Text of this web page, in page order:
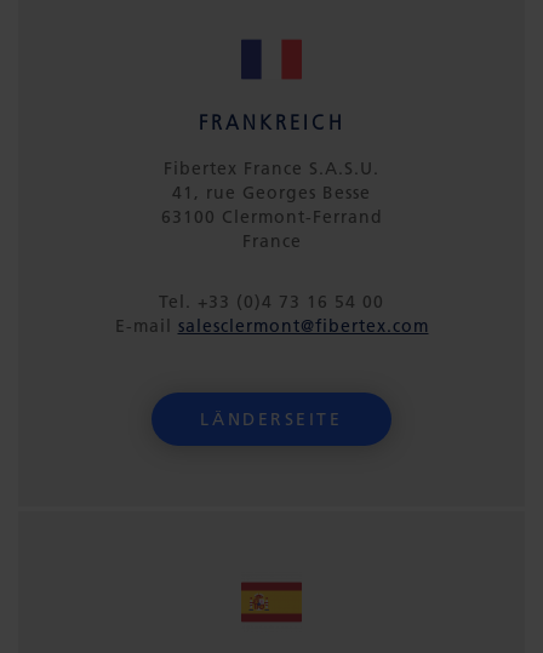
FRANKREICH
Fibertex France S.A.S.U.
41, rue Georges Besse
63100 Clermont-Ferrand
France
Tel. +33 (0)4 73 16 54 00
E-mail salesclermont@fibertex.com
LÄNDERSEITE